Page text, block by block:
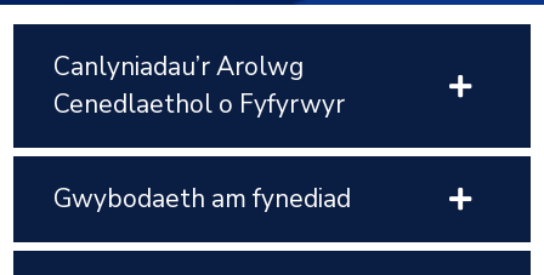
Canlyniadau’r Arolwg
Cenedlaethol o Fyfyrwyr
Gwybodaeth am fynediad